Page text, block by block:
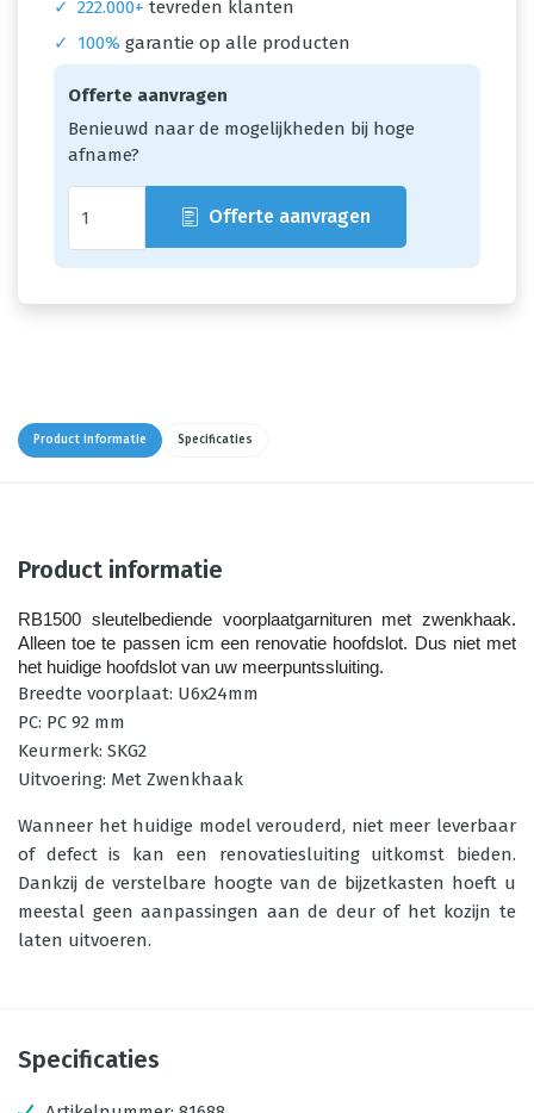
✓ 222.000+ tevreden klanten
✓
100% garantie op alle producten
Offerte aanvragen
Benieuwd naar de mogelijkheden bij hoge
afname?
Offerte aanvragen
Product informatie Specificaties
Product informatie
Alleen toe te passen icm een renovatie hoofdslot. Dus niet met
het huidige hoofdslot van uw meerpuntssluiting.
Breedte voorplaat: U6x24mm
PC: PC 92 mm
Keurmerk: SKG2
Uitvoering: Met Zwenkhaak
Wanneer het huidige model verouderd, niet meer leverbaar
of defect is kan een renovatiesluiting uitkomst bieden.
Dankzij de verstelbare hoogte van de bijzetkasten hoeft u
meestal geen aanpassingen aan de deur of het kozijn te
laten uitvoeren.
Specificaties